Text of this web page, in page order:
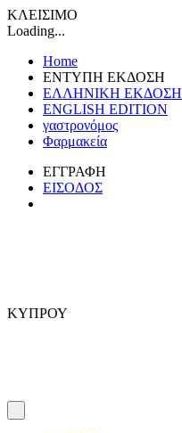
ΚΛΕΙΣΙΜΟ
Loading...
Home
ΕΝΤΥΠΗ ΕΚΔΟΣΗ
ΕΛΛΗΝΙΚΗ ΕΚΔΟΣΗ
ENGLISH EDITION
γαστρονόμος
Φαρμακεία
ΕΓΓΡΑΦΗ
ΕΙΣΟΔΟΣ
ΚΥΠΡΟΥ